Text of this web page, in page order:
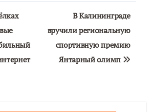
В Калининграде
вручили региональную
спортивную премию
Янтарный олимп